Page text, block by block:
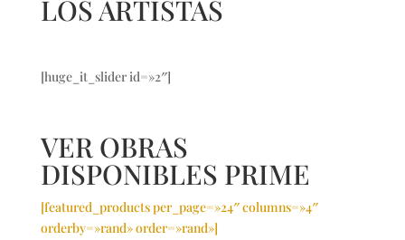
LOS ARTISTAS
[huge_it_slider id=»2″]
VER OBRAS
DISPONIBLES PRIME
[featured_products per_page=»24″ columns=»4″
orderby=»rand» order=»rand»]